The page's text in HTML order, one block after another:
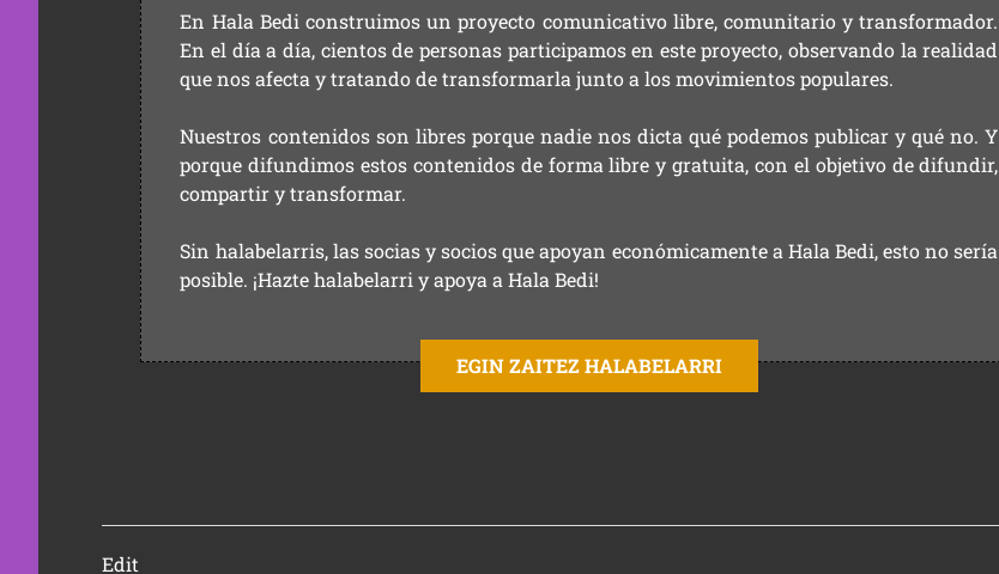
En Hala Bedi construimos un proyecto comunicativo libre, comunitario y transformador.
En el día a día, cientos de personas participamos en este proyecto, observando la realidad
que nos afecta y tratando de transformarla junto a los movimientos populares.
Nuestros contenidos son libres porque nadie nos dicta qué podemos publicar y qué no. Y
porque difundimos estos contenidos de forma libre y gratuita, con el objetivo de difundir,
compartir y transformar.
Sin halabelarris, las socias y socios que apoyan económicamente a Hala Bedi, esto no sería
posible. ¡Hazte halabelarri y apoya a Hala Bedi!
EGIN ZAITEZ HALABELARRI
Edit